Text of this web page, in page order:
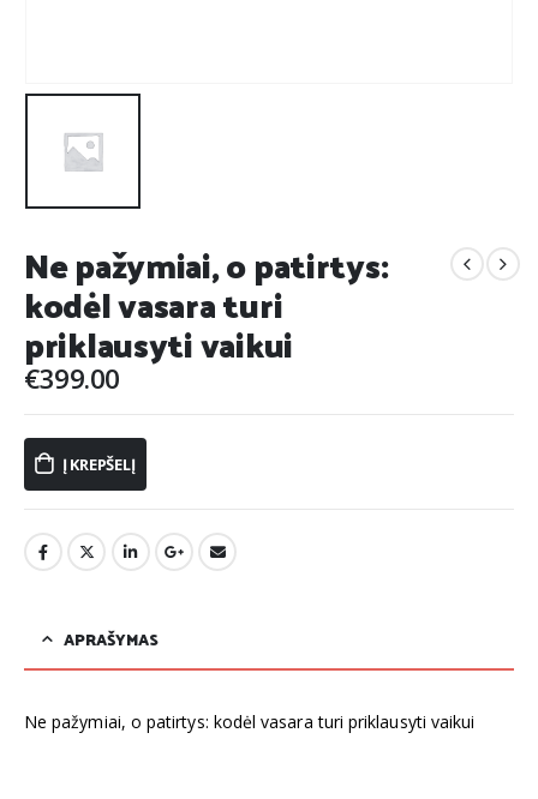
Ne pažymiai, o patirtys:
kodėl vasara turi
priklausyti vaikui
€399.00
Į KREPŠELĮ
APRAŠYMAS
Ne pažymiai, o patirtys: kodėl vasara turi priklausyti vaikui